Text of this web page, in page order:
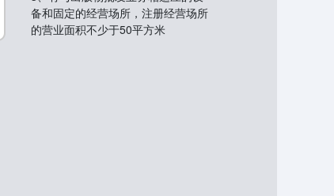
备和固定的经营场所，注册经营场所
的营业面积不少于50平方米